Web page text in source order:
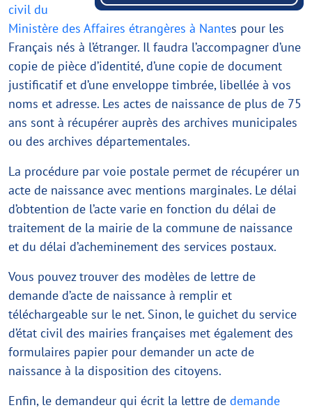
civil du
Ministère des Affaires étrangères à Nantes pour les
Français nés à l’étranger. Il faudra l’accompagner d’une
copie de pièce d’identité, d’une copie de document
justificatif et d’une enveloppe timbrée, libellée à vos
noms et adresse. Les actes de naissance de plus de 75
ans sont à récupérer auprès des archives municipales
ou des archives départementales.
La procédure par voie postale permet de récupérer un
acte de naissance avec mentions marginales. Le délai
d’obtention de l’acte varie en fonction du délai de
traitement de la mairie de la commune de naissance
et du délai d’acheminement des services postaux.
Vous pouvez trouver des modèles de lettre de
demande d’acte de naissance à remplir et
téléchargeable sur le net. Sinon, le guichet du service
d’état civil des mairies françaises met également des
formulaires papier pour demander un acte de
naissance à la disposition des citoyens.
Enfin, le demandeur qui écrit la lettre de demande